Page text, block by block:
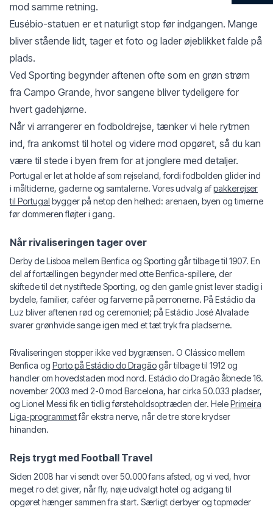
mod samme retning.
Eusébio-statuen er et naturligt stop før indgangen. Mange
bliver stående lidt, tager et foto og lader øjeblikket falde på
plads.
Ved Sporting begynder aftenen ofte som en grøn strøm
fra Campo Grande, hvor sangene bliver tydeligere for
hvert gadehjørne.
Når vi arrangerer en fodboldrejse, tænker vi hele rytmen
ind, fra ankomst til hotel og videre mod opgøret, så du kan
være til stede i byen frem for at jonglere med detaljer.
Portugal er let at holde af som rejseland, fordi fodbolden glider ind
i måltiderne, gaderne og samtalerne. Vores udvalg afpakkerejser
til Portugal bygger på netop den helhed: arenaen, byen og timerne
før dommeren fløjter i gang.
Når rivaliseringen tager over
Derby de Lisboa mellem Benfica og Sporting går tilbage til 1907. En
del af fortællingen begynder med otte Benfica-spillere, der
skiftede til det nystiftede Sporting, og den gamle gnist lever stadig i
bydele, familier, caféer og farverne på perronerne. På Estádio da
Luz bliver aftenen rød og ceremoniel; på Estádio José Alvalade
svarer grønhvide sange igen med et tæt tryk fra pladserne.
Rivaliseringen stopper ikke ved bygrænsen. O Clássico mellem
Benfica og Porto på Estádio do Dragãogår tilbage til 1912 og
handler om hovedstaden mod nord. Estádio do Dragão åbnede 16.
november 2003 med 2-0 mod Barcelona, har cirka 50.033 pladser,
og Lionel Messi fik en tidlig førsteholdsoptræden der. HelePrimeira
Liga-programmetfår ekstra nerve, når de tre store krydser
hinanden.
Rejs trygt med Football Travel
Siden 2008 har vi sendt over 50.000 fans afsted, og vi ved, hvor
meget ro det giver, når fly, nøje udvalgt hotel og adgang til
opgøret hænger sammen fra start. Særligt derbyer og topmøder